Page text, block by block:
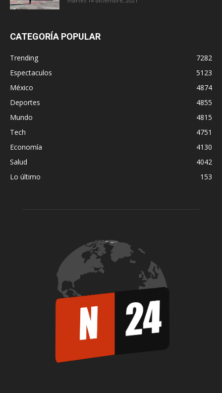
CATEGORÍA POPULAR
Trending
7282
Espectaculos
5123
México
4874
Deportes
4855
Mundo
4815
Tech
4751
Economía
4130
Salud
4042
Lo último
153